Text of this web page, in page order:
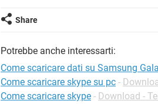
Share
Potrebbe anche interessarti:
Come scaricare dati su Samsung
Come scaricare skype su pc -
Come scaricare skype - Download -